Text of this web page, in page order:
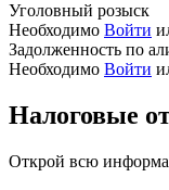
Уголовный розыск
Необходимо Войти
Задолженность по
Необходимо Войти
Налоговые
Открой всю